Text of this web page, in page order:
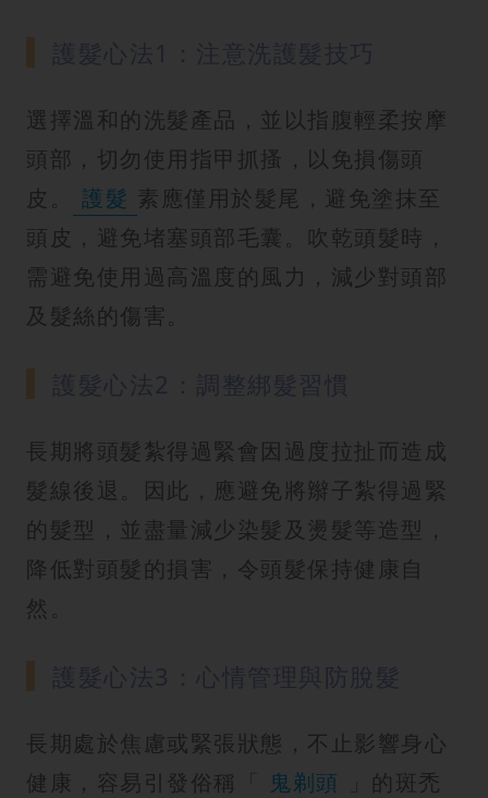
選擇溫和的洗髮產品，並以指腹輕柔按摩
頭部，切勿使用指甲抓搔，以免損傷頭
皮。
護髮 素應僅用於髮尾，避免塗抹至
頭皮，避免堵塞頭部毛囊。吹乾頭髮時，
需避免使用過高溫度的風力，減少對頭部
及髮絲的傷害。
長期將頭髮紮得過緊會因過度拉扯而造成
髮線後退。因此，應避免將辮子紮得過緊
的髮型，並盡量減少染髮及燙髮等造型，
降低對頭髮的損害，令頭髮保持健康自
然。
長期處於焦慮或緊張狀態，不止影響身心
健康，容易引發俗稱「
鬼剃頭
」的斑禿